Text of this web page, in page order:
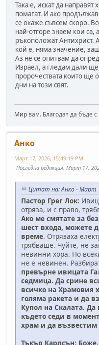
Така е, искат да
помагат. И ако
се окаже съвсем скоро.
най-отгоре знаем кои
ръкоположат Антихрист.
кой е, няма значение,
Аз не се опитвам да
Израел, а гледам дали ще
пророчествата които ще
дни на този свят.
Мир вам. Благодат да бъде
Анко
Март 17, 2026, 15:49:19 PM
Последна редакция: Март 17,
Цитат на: Анко - Март
Пастор Грег Лок:
отряза, и с право,
Ако ме смятате за
шест входа, можете
време. Отрязаха
трябваше. Чуйте, не
невинни хора. Но
не е невинен.
превърне ивицата
седмица. Да срине
всичко на Храмовия
голяма ракета и да
Купол на Скалата. Да
където седи в
храм и да възвестим
Тъкър Карлсън: